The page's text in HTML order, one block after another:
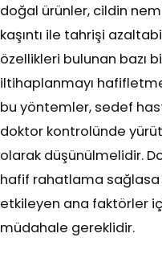
doğal ürünler, cildin
kaşıntı ile tahrişi
özellikleri bulunan bazı
iltihaplanmayı
bu yöntemler, sedef
doktor kontrolünde
olarak düşünülmelidir.
hafif rahatlama sağlasa
etkileyen ana faktörler
müdahale gereklidir.